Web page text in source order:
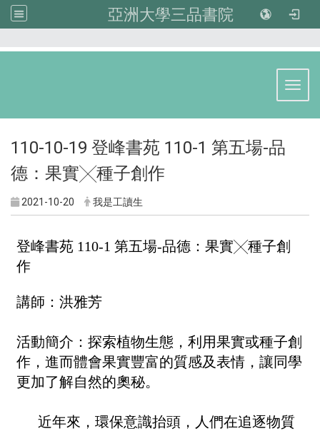
亞洲大學三品書院
110-10-19 登峰書苑 110-1 第五場-品
德：果實╳種子創作
2021-10-20 我是工讀生
登峰書苑 110-1 第五場-品德：果實╳種子創
作
講師： 洪雅芳
活動簡介： 探索植物生態，利用果實或種子創
作，進而體會果實豐富的質感及表情，讓同學
更加了解自然的奧秘。
近年來，環保意識抬頭，人們在追逐物質